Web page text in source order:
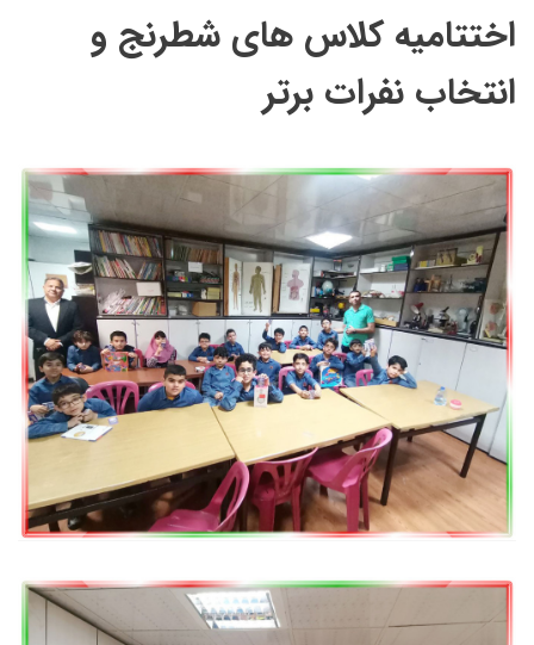
اختتامیه کلاس های شطرنج و
انتخاب نفرات برتر